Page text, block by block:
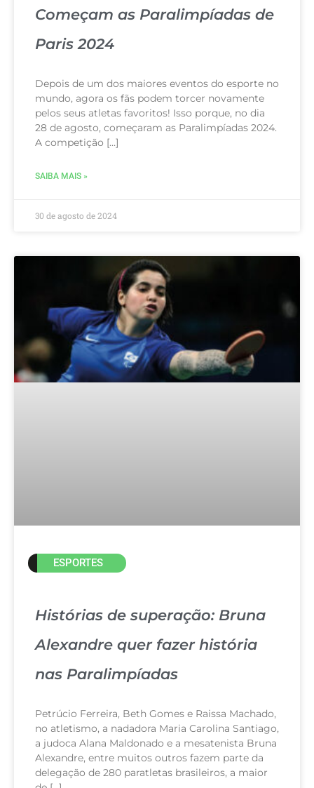
Começam as Paralimpíadas de
Paris 2024
Depois de um dos maiores eventos do esporte no
mundo, agora os fãs podem torcer novamente
pelos seus atletas favoritos! Isso porque, no dia
28 de agosto, começaram as Paralimpíadas 2024.
A competição […]
SAIBA MAIS »
30 de agosto de 2024
ESPORTES
Histórias de superação: Bruna
Alexandre quer fazer história
nas Paralimpíadas
Petrúcio Ferreira, Beth Gomes e Raissa Machado,
no atletismo, a nadadora Maria Carolina Santiago,
a judoca Alana Maldonado e a mesatenista Bruna
Alexandre, entre muitos outros fazem parte da
delegação de 280 paratletas brasileiros, a maior